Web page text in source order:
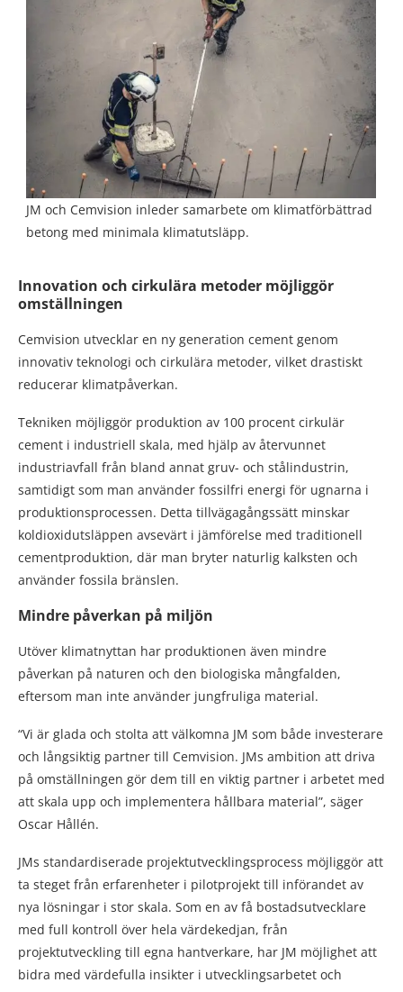
JM och Cemvision inleder samarbete om klimatförbättrad
betong med minimala klimatutsläpp.
Innovation och cirkulära metoder möjliggör
omställningen
Cemvision utvecklar en ny generation cement genom
innovativ teknologi och cirkulära metoder, vilket drastiskt
reducerar klimatpåverkan.
Tekniken möjliggör produktion av 100 procent cirkulär
cement i industriell skala, med hjälp av återvunnet
industriavfall från bland annat gruv- och stålindustrin,
samtidigt som man använder fossilfri energi för ugnarna i
produktionsprocessen. Detta tillvägagångssätt minskar
koldioxidutsläppen avsevärt i jämförelse med traditionell
cementproduktion, där man bryter naturlig kalksten och
använder fossila bränslen.
Mindre påverkan på miljön
Utöver klimatnyttan har produktionen även mindre
påverkan på naturen och den biologiska mångfalden,
eftersom man inte använder jungfruliga material.
“Vi är glada och stolta att välkomna JM som både investerare
och långsiktig partner till Cemvision. JMs ambition att driva
på omställningen gör dem till en viktig partner i arbetet med
att skala upp och implementera hållbara material”, säger
Oscar Hållén.
JMs standardiserade projektutvecklingsprocess möjliggör att
ta steget från erfarenheter i pilotprojekt till införandet av
nya lösningar i stor skala. Som en av få bostadsutvecklare
med full kontroll över hela värdekedjan, från
projektutveckling till egna hantverkare, har JM möjlighet att
bidra med värdefulla insikter i utvecklingsarbetet och